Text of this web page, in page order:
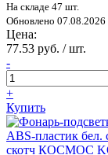
На складе 47 шт.
Обновлено 07.08.2026
Цена:
77.53 руб. / шт.
-
+
Купить